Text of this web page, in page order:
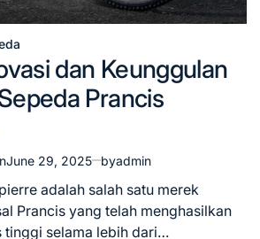
dan Keunggulan
Prancis
June 29, 2025 byadmin
adalah salah satu merek
Prancis yang telah menghasilkan
tinggi selama lebih dari…